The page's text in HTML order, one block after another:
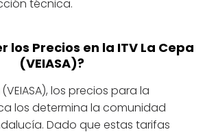
técnica.
los Precios en la ITV La Cepa
(VEIASA)?
los precios para la
los determina la comunidad
Dado que estas tarifas